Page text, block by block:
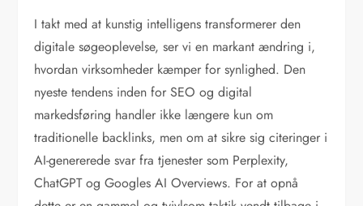
I takt med at kunstig intelligens transformerer den
digitale søgeoplevelse, ser vi en markant ændring i,
hvordan virksomheder kæmper for synlighed. Den
nyeste tendens inden for SEO og digital
markedsføring handler ikke længere kun om
traditionelle backlinks, men om at sikre sig citeringer i
AI-genererede svar fra tjenester som Perplexity,
ChatGPT og Googles AI Overviews. For at opnå